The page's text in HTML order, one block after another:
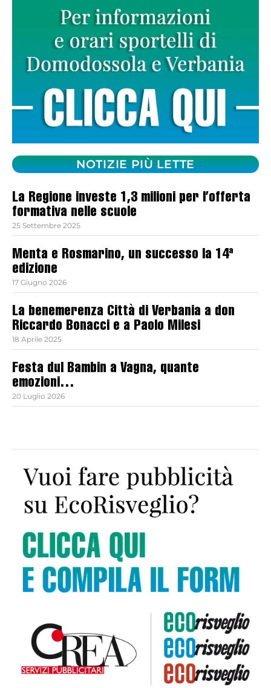
NOTIZIE PIÙ LETTE
La Regione investe 1,3 milioni per l’offerta
formativa nelle scuole
25 Settembre 2025
Menta e Rosmarino, un successo la 14ª
edizione
17 Giugno 2026
La benemerenza Città di Verbania a don
Riccardo Bonacci e a Paolo Milesi
18 Aprile 2025
Festa dul Bambin a Vagna, quante
emozioni…
20 Luglio 2026